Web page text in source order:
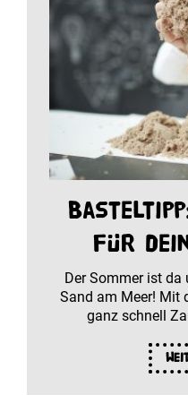
für
Der Sommer ist da
Sand am Meer! Mit
ganz schnell